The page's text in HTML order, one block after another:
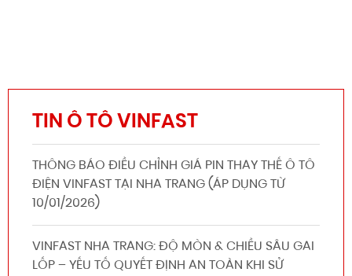
TIN Ô TÔ VINFAST
THÔNG BÁO ĐIỀU CHỈNH GIÁ PIN THAY THẾ Ô TÔ
ĐIỆN VINFAST TẠI NHA TRANG (ÁP DỤNG TỪ
10/01/2026)
VINFAST NHA TRANG: ĐỘ MÒN & CHIỀU SÂU GAI
LỐP – YẾU TỐ QUYẾT ĐỊNH AN TOÀN KHI SỬ